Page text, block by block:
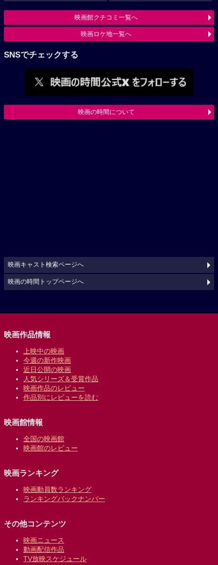
映画館クチコミ一覧へ
映画ロケ地一覧へ
SNSでチェックする
映画の時間について
映画キャスト検索ページへ
映画の時間トップページへ
映画作品情報
上映中の映画
今週の新作映画
近日公開の映画
人気シリーズ＆受賞作品
映画作品のレビュー
作品別にレビューを読む
映画館情報
全国の映画館
映画館のレビュー
映画ランキング
映画動員数ランキング
ランキングバックナンバー
その他コンテンツ
映画ニュース
動画配信作品
TV放映スケジュール